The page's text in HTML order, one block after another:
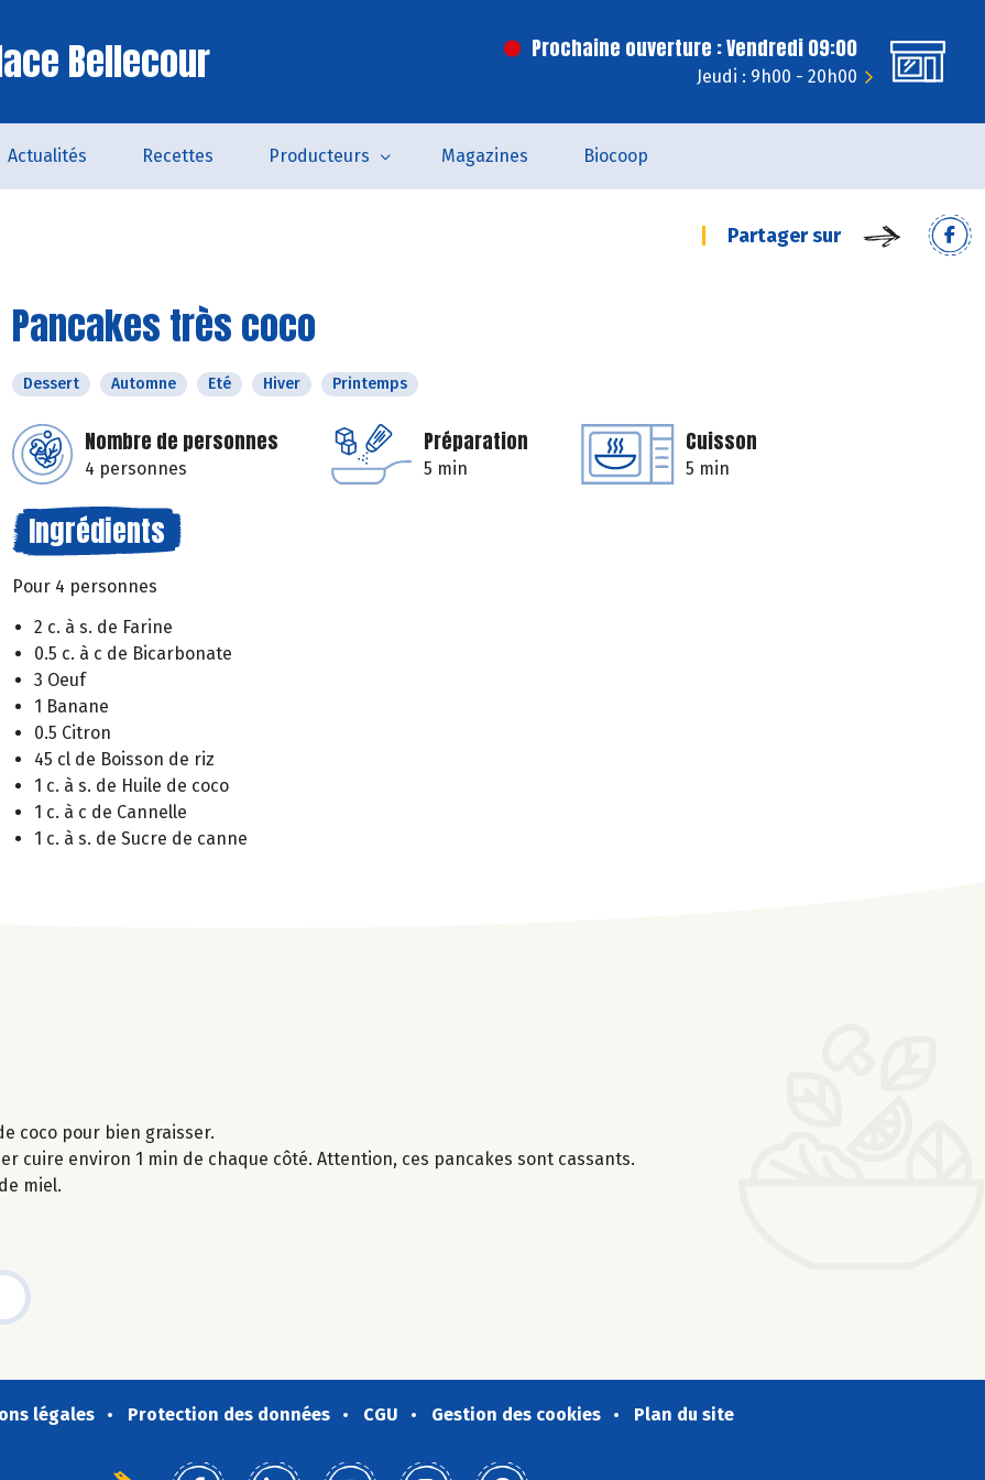
Bellecour Prochaine ouverture : Vendredi 09:00
Jeudi : 9h00 - 20h00
Actualités Recettes Producteurs Magazines Biocoop
Partager sur
Pancakes très coco
Dessert Automne Eté Hiver Printemps
Nombre de personnes
4 personnes
Préparation
5 min
Cuisson
5 min
Ingrédients
Pour 4 personnes
2 c. à s. de Farine
0.5 c. à c de Bicarbonate
3 Oeuf
1 Banane
0.5 Citron
45 cl de Boisson de riz
1 c. à s. de Huile de coco
1 c. à c de Cannelle
1 c. à s. de Sucre de canne
coco pour bien graisser.
cuire environ 1 min de chaque côté. Attention, ces pancakes sont cassants.
miel.
légales Protection des données CGU Gestion des cookies Plan du site